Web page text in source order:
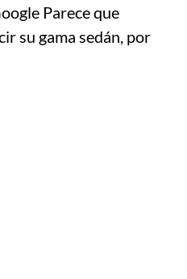
Parece que
su gama sedán, por